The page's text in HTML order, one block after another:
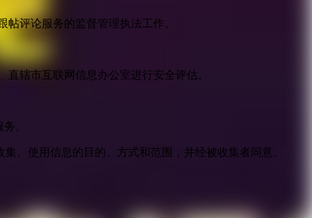
评论服务的监督管理执法工作。
辖市互联网信息办公室进行安全评估。
。
、使用信息的目的、方式和范围，并经被收集者同意。